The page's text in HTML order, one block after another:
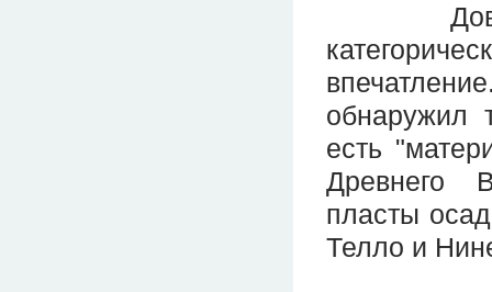
Доводы
обнаружил
есть
Древнего
пласты
Телло и